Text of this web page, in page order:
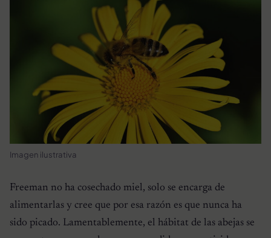
Imagen ilustrativa
Freeman no ha cosechado miel, solo se encarga de
alimentarlas y cree que por esa razón es que nunca ha
sido picado. Lamentablemente, el hábitat de las abejas se